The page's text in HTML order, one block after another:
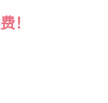
！
颗螺丝的质量不是的，汽车开了
选择一台选用机器零件组装而成
也相对其他的高，故一台用机器
的厉害的话，或者刀片用的是劣